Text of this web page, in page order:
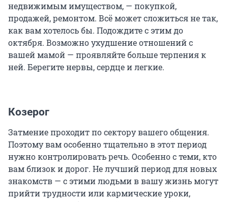
недвижимым имуществом, — покупкой,
продажей, ремонтом. Всё может сложиться не так,
как вам хотелось бы. Подождите с этим до
октября. Возможно ухудшение отношений с
вашей мамой — проявляйте больше терпения к
ней. Берегите нервы, сердце и легкие.
Козерог
Затмение проходит по сектору вашего общения.
Поэтому вам особенно тщательно в этот период
нужно контролировать речь. Особенно с теми, кто
вам близок и дорог. Не лучший период для новых
знакомств — с этими людьми в вашу жизнь могут
прийти трудности или кармические уроки,